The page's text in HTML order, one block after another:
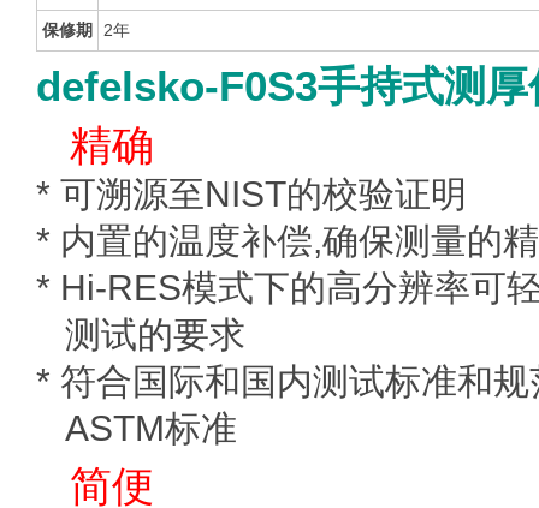
保修期 2年
defelsko-F0S3手持式测厚
精确
* 可溯源至NIST的校验证明
* 内置的温度补偿,确保测量的
* Hi-RES模式下的高分辨率可
测试的要求
* 符合国际和国内测试标准和
ASTM标准
简便